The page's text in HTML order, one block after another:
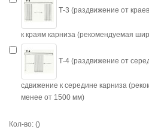
Т-3 (раздвижение от
к краям карниза (рекомендуемая
Т-4 (раздвижение от
сдвижение к середине карниза
менее от 1500 мм)
Кол-во: ()